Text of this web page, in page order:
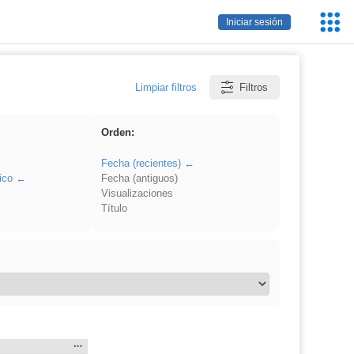
Iniciar sesión
Limpiar filtros Filtros
Orden:
Fecha (recientes)
Fecha (antiguos)
Visualizaciones
Título
Mostrar
…